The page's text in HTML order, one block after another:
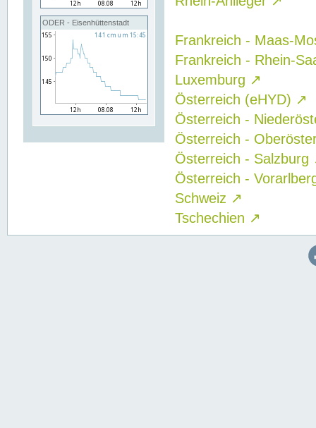
ODER - Eisenhüttenstadt
Frankreich - Maas-
Frankreich - Rhein-
Luxemburg ↗
Österreich (eHYD) ↗
Österreich -
Österreich -
Österreich - Salzburg
Österreich -
Schweiz ↗
Tschechien ↗